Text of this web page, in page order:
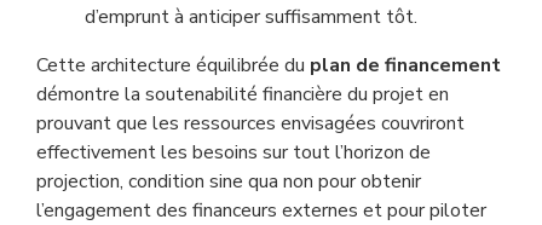
d’emprunt à anticiper suffisamment tôt.
Cette architecture équilibrée du plan de financement
démontre la soutenabilité financière du projet en
prouvant que les ressources envisagées couvriront
effectivement les besoins sur tout l’horizon de
projection, condition sine qua non pour obtenir
l’engagement des financeurs externes et pour piloter